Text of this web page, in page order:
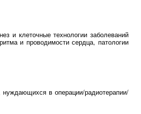
и клеточные технологии заболеваний
и проводимости сердца, патологии
нуждающихся в операции/радиотерапии/